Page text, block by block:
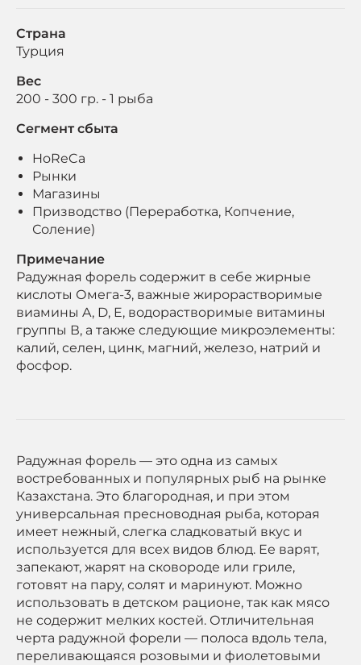
Страна
Турция
Вес
200 - 300 гр. - 1 рыба
Сегмент сбыта
HoReCa
Рынки
Магазины
Призводство (Переработка, Копчение,
Соление)
Примечание
Радужная форель содержит в себе жирные
кислоты Омега-3, важные жирорастворимые
виамины A, D, E, водорастворимые витамины
группы В, а также следующие микроэлементы:
калий, селен, цинк, магний, железо, натрий и
фосфор.
Радужная форель — это одна из самых
востребованных и популярных рыб на рынке
Казахстана. Это благородная, и при этом
универсальная пресноводная рыба, которая
имеет нежный, слегка сладковатый вкус и
используется для всех видов блюд. Ее варят,
запекают, жарят на сковороде или гриле,
готовят на пару, солят и маринуют. Можно
использовать в детском рационе, так как мясо
не содержит мелких костей. Отличительная
черта радужной форели — полоса вдоль тела,
переливающаяся розовыми и фиолетовыми